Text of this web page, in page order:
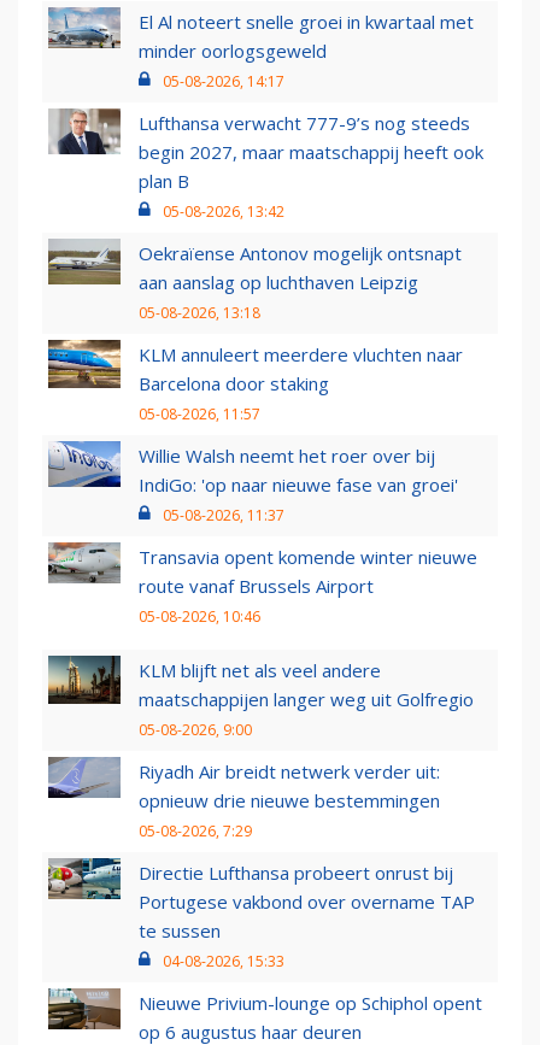
El Al noteert snelle groei in kwartaal met
minder oorlogsgeweld
05-08-2026, 14:17
Lufthansa verwacht 777-9’s nog steeds
begin 2027, maar maatschappij heeft ook
plan B
05-08-2026, 13:42
Oekraïense Antonov mogelijk ontsnapt
aan aanslag op luchthaven Leipzig
05-08-2026, 13:18
KLM annuleert meerdere vluchten naar
Barcelona door staking
05-08-2026, 11:57
Willie Walsh neemt het roer over bij
IndiGo: 'op naar nieuwe fase van groei'
05-08-2026, 11:37
Transavia opent komende winter nieuwe
route vanaf Brussels Airport
05-08-2026, 10:46
KLM blijft net als veel andere
maatschappijen langer weg uit Golfregio
05-08-2026, 9:00
Riyadh Air breidt netwerk verder uit:
opnieuw drie nieuwe bestemmingen
05-08-2026, 7:29
Directie Lufthansa probeert onrust bij
Portugese vakbond over overname TAP
te sussen
04-08-2026, 15:33
Nieuwe Privium-lounge op Schiphol opent
op 6 augustus haar deuren